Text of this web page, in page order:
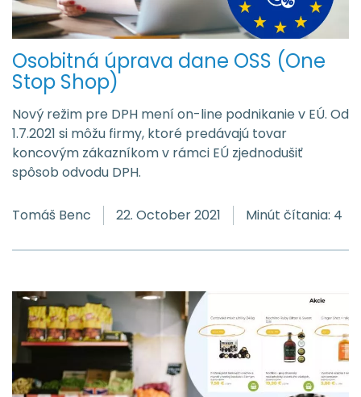
Osobitná úprava dane OSS (One
Stop Shop)
Nový režim pre DPH mení on-line podnikanie v EÚ. Od
1.7.2021 si môžu firmy, ktoré predávajú tovar
koncovým zákazníkom v rámci EÚ zjednodušiť
spôsob odvodu DPH.
Tomáš Benc 22. October 2021 Minút čítania: 4